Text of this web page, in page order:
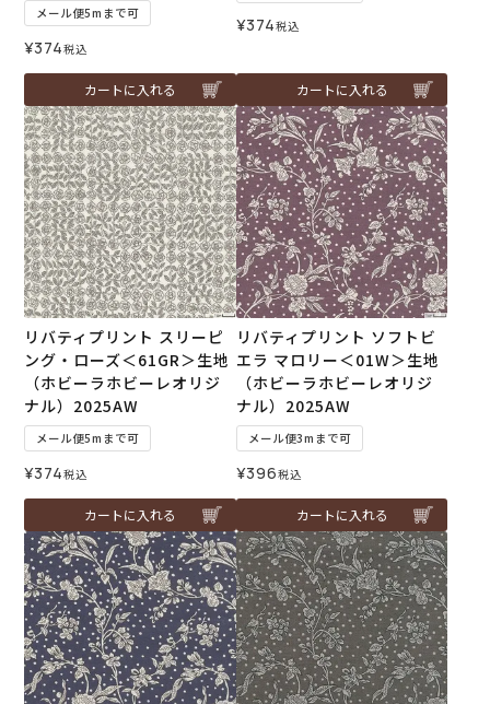
メール便5mまで可
¥374税込
カートに入れる
¥374税込
カートに入れる
リバティプリント スリーピ
ング・ローズ＜61GR＞生地
（ホビーラホビーレオリジ
ナル）2025AW
メール便5mまで可
¥374税込
カートに入れる
リバティプリント ソフトビ
エラ マロリー＜01W＞生地
（ホビーラホビーレオリジ
ナル）2025AW
メール便3mまで可
¥396税込
カートに入れる